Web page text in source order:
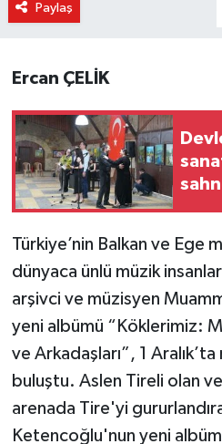
Paylaş
Ercan ÇELİK
Türkiye’nin Balkan ve Ege
dünyaca ünlü müzik
arşivci ve müzisyen
yeni albümü “Köklerimiz:
ve Arkadaşları”, 1
buluştu. Aslen Tireli olan ve
arenada Tire'yi
Ketencoğlu'nun yeni